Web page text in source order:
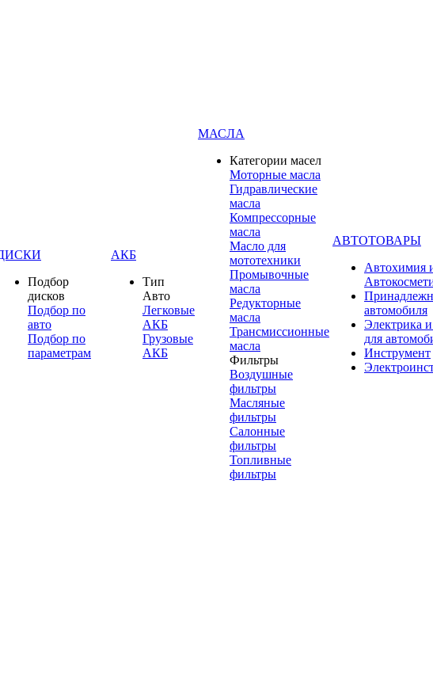
Подбор
дисков
Подбор по
авто
Подбор по
параметрам
АКБ
Тип
Авто
Легковые
АКБ
Грузовые
АКБ
МАСЛА
Категории масел
Моторные масла
Гидравлические
масла
Компрессорные
масла
Масло для
мототехники
Промывочные
масла
Редукторные
масла
Трансмиссионные
масла
Фильтры
Воздушные
фильтры
Масляные
фильтры
Салонные
фильтры
Топливные
фильтры
АВТОТОВАРЫ
Автохимия
автомобиля
Электрика
для
Инструмент